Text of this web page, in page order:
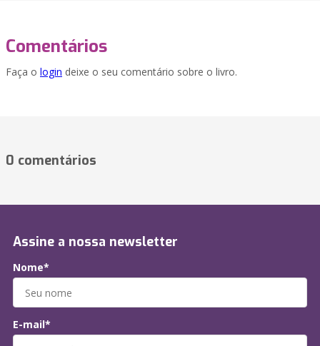
Comentários
Faça o login deixe o seu comentário sobre o livro.
0 comentários
Assine a nossa newsletter
Nome*
E-mail*